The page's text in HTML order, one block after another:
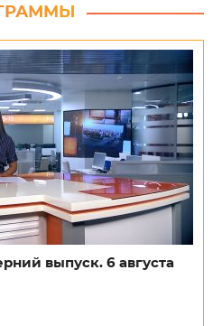
выпуск. 6 августа